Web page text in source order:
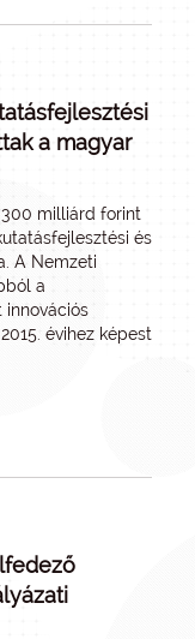
a magyar
milliárd forint
és
A Nemzeti
a
innovációs
évihez képest